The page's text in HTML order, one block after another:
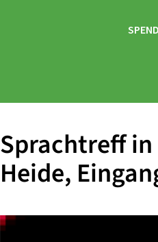
Sprachtreff
Heide,